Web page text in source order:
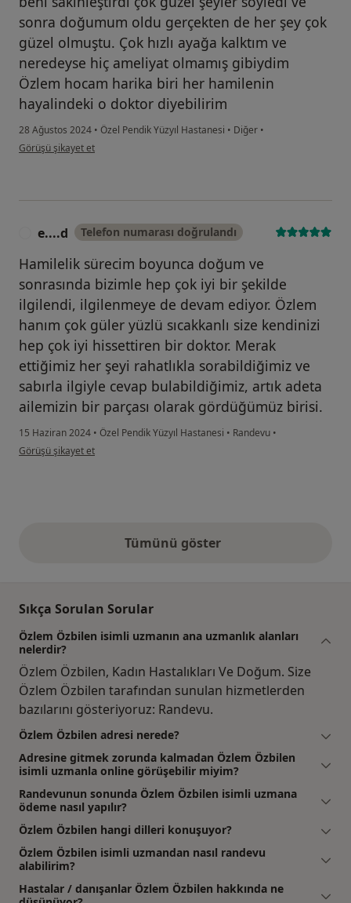
sonra doğumum oldu gerçekten de her şey çok
güzel olmuştu. Çok hızlı ayağa kalktım ve
neredeyse hiç ameliyat olmamış gibiydim
Özlem hocam harika biri her hamilenin
hayalindeki o doktor diyebilirim
28 Ağustos 2024 • Özel Pendik Yüzyıl Hastanesi • Diğer •
kullanıcının görüşüne göre bü...u
Görüşü şikayet et
e....d Telefon numarası doğrulandı
Hamilelik sürecim boyunca doğum ve
sonrasında bizimle hep çok iyi bir şekilde
ilgilendi, ilgilenmeye de devam ediyor. Özlem
hanım çok güler yüzlü sıcakkanlı size kendinizi
hep çok iyi hissettiren bir doktor. Merak
ettiğimiz her şeyi rahatlıkla sorabildiğimiz ve
sabırla ilgiyle cevap bulabildiğimiz, artık adeta
ailemizin bir parçası olarak gördüğümüz birisi.
15 Haziran 2024 • Özel Pendik Yüzyıl Hastanesi • Randevu •
kullanıcının görüşüne göre e....d
Görüşü şikayet et
Tümünü gösteryukarıdaki görüşler
Sıkça Sorulan Sorular
Özlem Özbilen isimli uzmanın ana uzmanlık alanları
nelerdir?
Özlem Özbilen, Kadın Hastalıkları Ve Doğum. Size
Özlem Özbilen tarafından sunulan hizmetlerden
bazılarını gösteriyoruz: Randevu.
Özlem Özbilen adresi nerede?
Adresine gitmek zorunda kalmadan Özlem Özbilen
isimli uzmanla online görüşebilir miyim?
Randevunun sonunda Özlem Özbilen isimli uzmana
ödeme nasıl yapılır?
Özlem Özbilen hangi dilleri konuşuyor?
Özlem Özbilen isimli uzmandan nasıl randevu
alabilirim?
Hastalar / danışanlar Özlem Özbilen hakkında ne